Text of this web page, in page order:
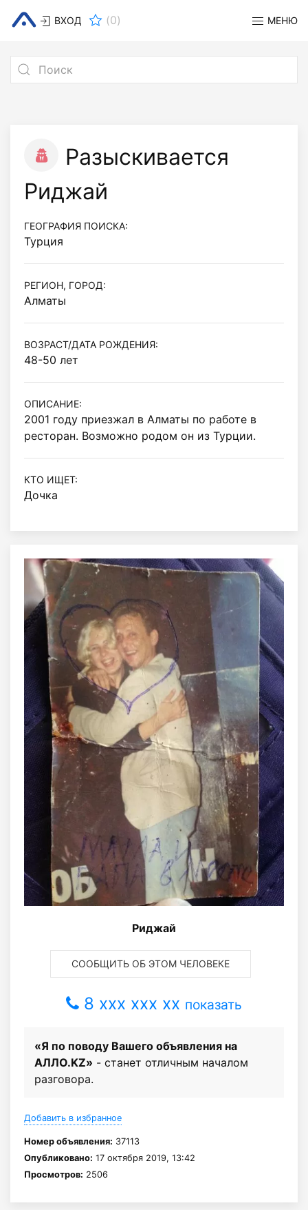
ВХОД (0) МЕНЮ
Разыскивается
Риджай
ГЕОГРАФИЯ ПОИСКА:
Турция
РЕГИОН, ГОРОД:
Алматы
ВОЗРАСТ/ДАТА РОЖДЕНИЯ:
48-50 лет
ОПИСАНИЕ:
2001 году приезжал в Алматы по работе в
ресторан. Возможно родом он из Турции.
КТО ИЩЕТ:
Дочка
Риджай
СООБЩИТЬ ОБ ЭТОМ ЧЕЛОВЕКЕ
8 xxx xxx xx показать
«Я по поводу Вашего объявления на
АЛЛО.KZ» - станет отличным началом
разговора.
Добавить в избранное
Номер объявления: 37113
Опубликовано: 17 октября 2019, 13:42
Просмотров: 2506